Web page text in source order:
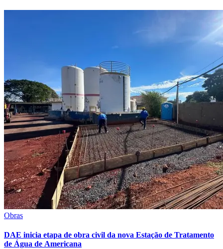
Corinthians
Obras
DAE inicia etapa de obra civil da nova Estação de Tratamento
de Água de Americana